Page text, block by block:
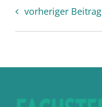
vorheriger Beitrag